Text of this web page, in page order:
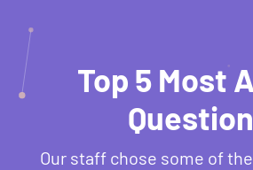
Top 5 Most
Our staff chose some of